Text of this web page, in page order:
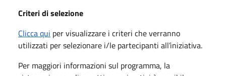
Criteri di selezione
Clicca qui per visualizzare i criteri che verranno
utilizzati per selezionare i/le partecipanti all’iniziativa.
Per maggiori informazioni sul programma, la